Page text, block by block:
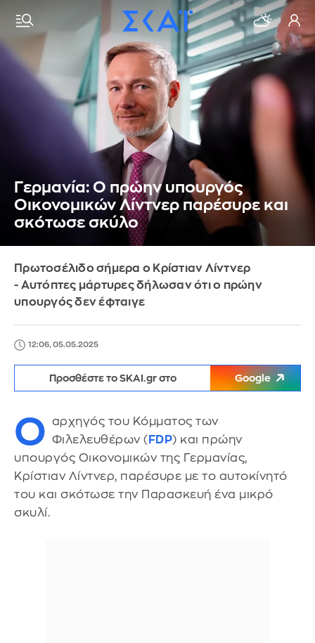
Γερμανία: Ο πρώην υπουργός
Οικονομικών Λίντνερ παρέσυρε και
σκότωσε σκύλο
Πρωτοσέλιδο σήμερα ο Κρίστιαν Λίντνερ
- Αυτόπτες μάρτυρες δήλωσαν ότι ο πρώην
υπουργός δεν έφταιγε
12:06, 05.05.2025
Προσθέστε το SKAI.gr στο Google
Ο αρχηγός του Κόμματος των
Φιλελευθέρων ( FDP) και πρώην
υπουργός Οικονομικών της Γερμανίας,
Κρίστιαν Λίντνερ, παρέσυρε με το αυτοκίνητό
του και σκότωσε την Παρασκευή ένα μικρό
σκυλί.